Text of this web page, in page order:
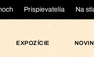
Prispievatelia Na
EXPOZÍCIE